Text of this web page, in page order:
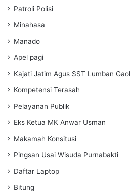
Patroli Polisi
Minahasa
Manado
Apel pagi
Kajati Jatim Agus SST Lumban Gaol
Kompetensi Terasah
Pelayanan Publik
Eks Ketua MK Anwar Usman
Makamah Konsitusi
Pingsan Usai Wisuda Purnabakti
Daftar Laptop
Bitung